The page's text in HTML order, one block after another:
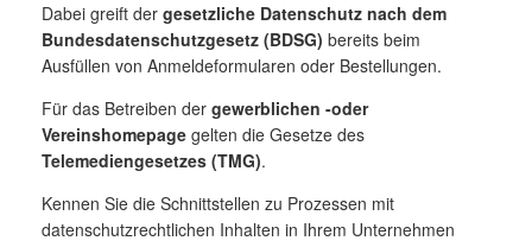
Dabei greift der gesetzliche Datenschutz nach dem
Bundesdatenschutzgesetz (BDSG) bereits beim
Ausfüllen von Anmeldeformularen oder Bestellungen.
Für das Betreiben der gewerblichen -oder
Vereinshomepage gelten die Gesetze des
Telemediengesetzes (TMG).
Kennen Sie die Schnittstellen zu Prozessen mit
datenschutzrechtlichen Inhalten in Ihrem Unternehmen